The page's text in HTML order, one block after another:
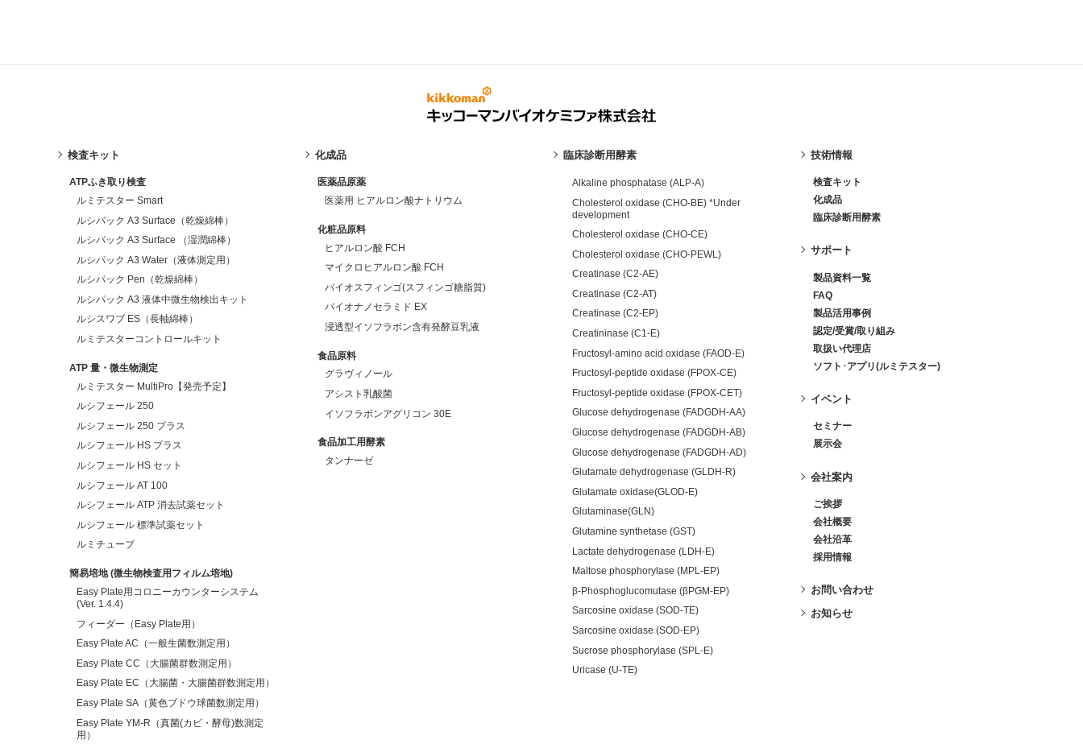
検査キット
ATPふき取り検査
ルミテスター Smart
ルシパック A3 Surface（乾燥綿棒）
ルシパック A3 Surface （湿潤綿棒）
ルシパック A3 Water（液体測定用）
ルシパック Pen（乾燥綿棒）
ルシパック A3 液体中微生物検出キット
ルシスワブ ES（長軸綿棒）
ルミテスターコントロールキット
ATP 量・微生物測定
ルミテスター MultiPro【発売予定】
ルシフェール 250
ルシフェール 250 プラス
ルシフェール HS プラス
ルシフェール HS セット
ルシフェール AT 100
ルシフェール ATP 消去試薬セット
ルシフェール 標準試薬セット
ルミチューブ
簡易培地 (微生物検査用フィルム培地)
Easy Plate用コロニーカウンターシステム
(Ver. 1.4.4)
フィーダー（Easy Plate用）
Easy Plate AC（一般生菌数測定用）
Easy Plate CC（大腸菌群数測定用）
Easy Plate EC（大腸菌・大腸菌群数測定用）
Easy Plate SA（黄色ブドウ球菌数測定用）
Easy Plate YM-R（真菌(カビ・酵母)数測定
用）
化成品
医薬品原薬
医薬用 ヒアルロン酸ナトリウム
化粧品原料
ヒアルロン酸 FCH
マイクロヒアルロン酸 FCH
バイオスフィンゴ(スフィンゴ糖脂質)
バイオナノセラミド EX
浸透型イソフラボン含有発酵豆乳液
食品原料
グラヴィノール
アシスト乳酸菌
イソフラボンアグリコン 30E
食品加工用酵素
タンナーゼ
臨床診断用酵素
Alkaline phosphatase (ALP-A)
Cholesterol oxidase (CHO-BE) *Under
development
Cholesterol oxidase (CHO-CE)
Cholesterol oxidase (CHO-PEWL)
Creatinase (C2-AE)
Creatinase (C2-AT)
Creatinase (C2-EP)
Creatininase (C1-E)
Fructosyl-amino acid oxidase (FAOD-E)
Fructosyl-peptide oxidase (FPOX-CE)
Fructosyl-peptide oxidase (FPOX-CET)
Glucose dehydrogenase (FADGDH-AA)
Glucose dehydrogenase (FADGDH-AB)
Glucose dehydrogenase (FADGDH-AD)
Glutamate dehydrogenase (GLDH-R)
Glutamate oxidase(GLOD-E)
Glutaminase(GLN)
Glutamine synthetase (GST)
Lactate dehydrogenase (LDH-E)
Maltose phosphorylase (MPL-EP)
β-Phosphoglucomutase (βPGM-EP)
Sarcosine oxidase (SOD-TE)
Sarcosine oxidase (SOD-EP)
Sucrose phosphorylase (SPL-E)
Uricase (U-TE)
技術情報
検査キット
化成品
臨床診断用酵素
サポート
製品資料一覧
FAQ
製品活用事例
認定/受賞/取り組み
取扱い代理店
ソフト･アプリ(ルミテスター)
イベント
セミナー
展示会
会社案内
ご挨拶
会社概要
会社沿革
採用情報
お問い合わせ
お知らせ